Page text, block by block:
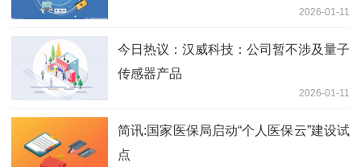
2026-01-11
今日热议：汉威科技：公司暂不涉及量子
传感器产品
2026-01-11
简讯:国家医保局启动“个人医保云”建设试
点